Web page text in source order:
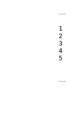
1
2
3
4
5